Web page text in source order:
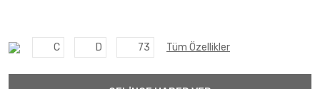
C D 73 Tüm Özellikler